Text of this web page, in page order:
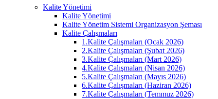
Kalite Yönetimi
Kalite Yönetimi
Kalite Yönetim Sistemi Organizasyon Şeması
Kalite Çalışmaları
1.Kalite Çalışmaları (Ocak 2026)
2.Kalite Çalışmaları (Şubat 2026)
3.Kalite Çalışmaları (Mart 2026)
4.Kalite Çalışmaları (Nisan 2026)
5.Kalite Çalışmaları (Mayıs 2026)
6.Kalite Çalışmaları (Haziran 2026)
7.Kalite Çalışmaları (Temmuz 2026)